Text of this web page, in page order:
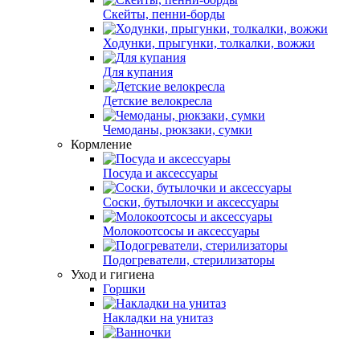
Скейты, пенни-борды
Ходунки, прыгунки, толкалки, вожжи
Для купания
Детские велокресла
Чемоданы, рюкзаки, сумки
Кормление
Посуда и аксессуары
Соски, бутылочки и аксессуары
Молокоотсосы и аксессуары
Подогреватели, стерилизаторы
Уход и гигиена
Горшки
Накладки на унитаз